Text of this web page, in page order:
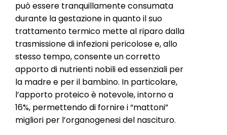
può essere tranquillamente consumata
durante la gestazione in quanto il suo
trattamento termico mette al riparo dalla
trasmissione di infezioni pericolose e, allo
stesso tempo, consente un corretto
apporto di nutrienti nobili ed essenziali per
la madre e per il bambino. In particolare,
l’apporto proteico è notevole, intorno a
16%, permettendo di fornire i “mattoni”
migliori per l’organogenesi del nascituro.